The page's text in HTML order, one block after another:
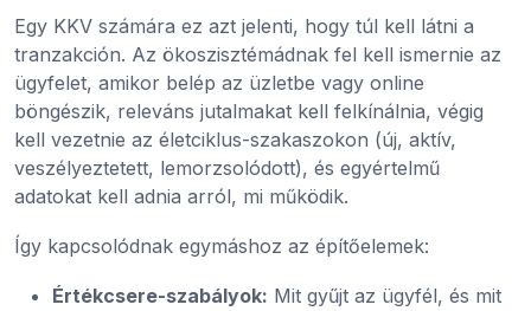
Egy KKV számára ez azt jelenti, hogy túl kell látni a
tranzakción. Az ökoszisztémádnak fel kell ismernie az
ügyfelet, amikor belép az üzletbe vagy online
böngészik, releváns jutalmakat kell felkínálnia, végig
kell vezetnie az életciklus-szakaszokon (új, aktív,
veszélyeztetett, lemorzsolódott), és egyértelmű
adatokat kell adnia arról, mi működik.
Így kapcsolódnak egymáshoz az építőelemek:
Értékcsere-szabályok: Mit gyűjt az ügyfél, és mit